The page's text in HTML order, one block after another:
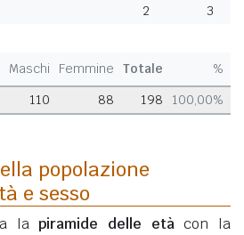
2 3
Maschi Femmine Totale
%
110 88 198 100,00%
popolazione
e sesso
lapiramide delle etàcon la